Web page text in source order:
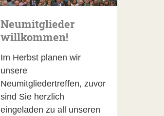
Neumitglieder
willkommen!
Im Herbst planen wir
unsere
Neumitgliedertreffen, zuvor
sind Sie herzlich
eingeladen zu all unseren